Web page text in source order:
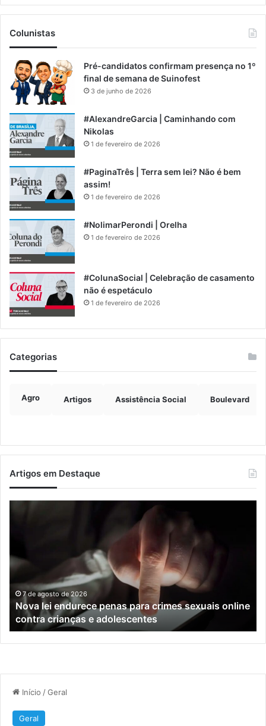
Colunistas
Pré-candidatos confirmam presença no 1º
final de semana de Suinofest
3 de junho de 2026
#AlexandreGarcia | Caminhando com
Nikolas
1 de fevereiro de 2026
#PaginaTrês | Terra sem lei? Não é bem
assim!
1 de fevereiro de 2026
#NolimarPerondi | Orelha
1 de fevereiro de 2026
#ColunaSocial | Celebração de casamento
não é espetáculo
1 de fevereiro de 2026
Categorias
Agro Artigos Assistência Social Boulevard
Artigos em Destaque
para
crimes
sexuais
online
contra
crianças
e
adolescentes
7 de agosto de 2026
Nova lei endurece penas para crimes sexuais online
contra crianças e adolescentes